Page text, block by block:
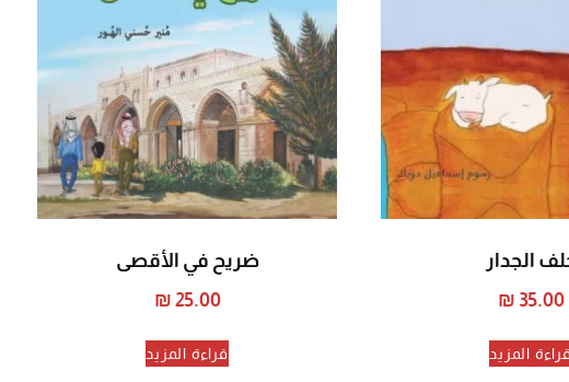
الجدار
₪ 35.00
المزيد
ضريح في الأقصى
₪ 25.00
قراءة المزيد